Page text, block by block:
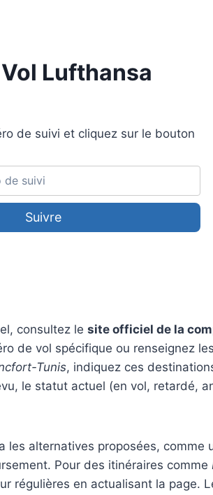
Lufthansa
de suivi et cliquez sur le bouton
Suivre
consultez le site officiel de la
de vol spécifique ou renseignez
Tunis, indiquez ces
le statut actuel (en vol, retardé,
les alternatives proposées, comme
Pour des itinéraires comme
régulières en actualisant la page.